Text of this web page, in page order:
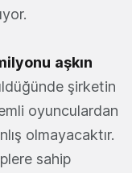
aşkın
şirketin
oyunculardan
olmayacaktır.
sahip